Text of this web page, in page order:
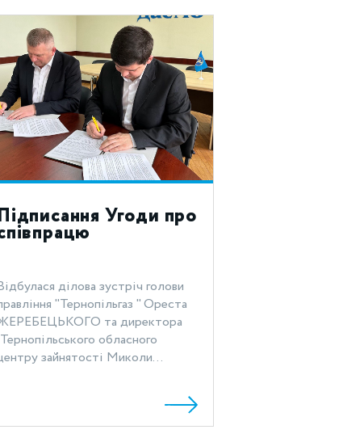
Угоди про
ділова зустріч голови
"Тернопільгаз " Ореста
та директора
Тернопільського обласного
зайнятості Миколи...